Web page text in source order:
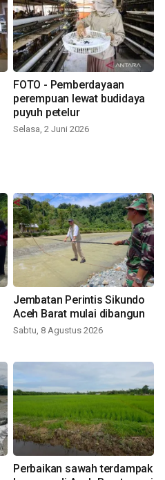
FOTO - Pemberdayaan
perempuan lewat budidaya
puyuh petelur
Selasa, 2 Juni 2026
Jembatan Perintis Sikundo
Aceh Barat mulai dibangun
Sabtu, 8 Agustus 2026
Perbaikan sawah terdampak